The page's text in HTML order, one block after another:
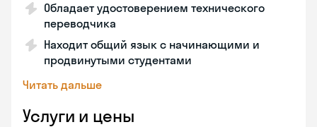
Обладает удостоверением технического
переводчика
Находит общий язык с начинающими и
продвинутыми студентами
Читать дальше
Услуги и цены